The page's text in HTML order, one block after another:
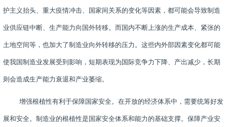
护主义抬头、重大疫情冲击、国家间关系的变化等因素，都可能会导致制造
业供应链中断、生产能力向国外转移。而国内不断上涨的生产成本、紧张的
土地空间等，也加大了制造业向外转移的压力。这些内外部因素变化都可能
使我国制造业发展受到影响，短期表现为国际竞争力下降、产出减少，长期
则会造成生产能力衰退和产业萎缩。
增强根植性有利于保障国家安全。在开放的经济体系中，需要统筹好发
展和安全。制造业的根植性是国家安全体系和能力的基础支撑。保障产业安